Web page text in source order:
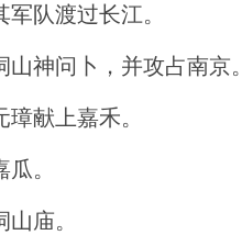
队渡过长江。
山神问卜，并攻占南京。
献上嘉禾。
。
庙。